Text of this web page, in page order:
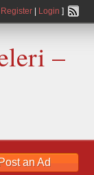
Register| Login ]
–
Post an Ad